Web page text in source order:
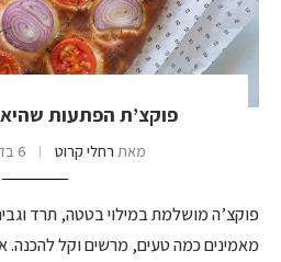
פוקצ’ת הפתעות
מאת רחלי קרוט 6 בדצמבר 2020
פוקצ’ה מושלמת במילוי בטטה, תרד
מאמינים כמה טעים, מרשים וקל להכנה.